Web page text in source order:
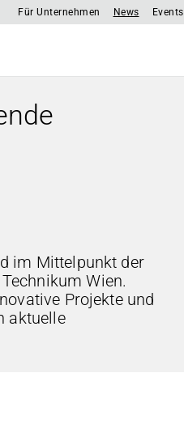
Für Unternehmen News Events
im Mittelpunkt der
Wien.
Projekte und
aktuelle